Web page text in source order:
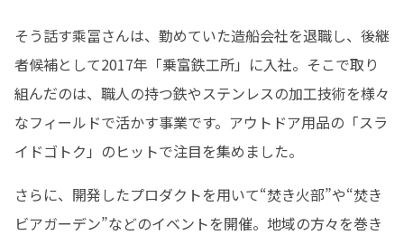
そう話す乘冨さんは、勤めていた造船会社を退職し、後継
者候補として2017年「乗富鉄工所」に入社。そこで取り
組んだのは、職人の持つ鉄やステンレスの加工技術を様々
なフィールドで活かす事業です。アウトドア用品の「スラ
イドゴトク」のヒットで注目を集めました。
さらに、開発したプロダクトを用いて“焚き火部”や“焚き
ビアガーデン”などのイベントを開催。地域の方々を巻き